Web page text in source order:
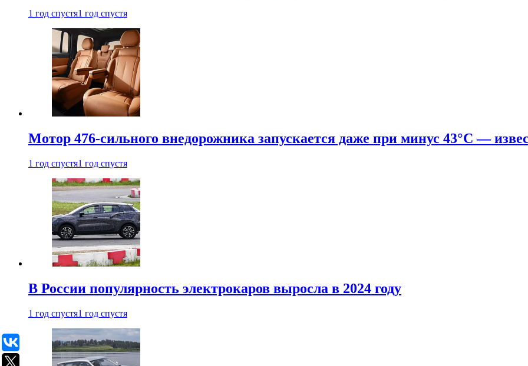
1 год спустя1 год спустя
Мотор 476-сильного внедорожника запускается даже при минус 43°С —
1 год спустя1 год спустя
В России популярность электрокаров выросла в 2024 году
1 год спустя1 год спустя